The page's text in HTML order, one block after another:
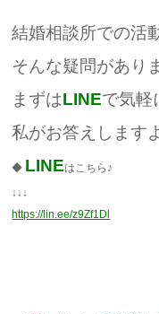
結婚相談所での活
そんな疑問があり
まずはLINEで気軽
私がお答えします
◆ LINEはこちら♪
↓↓↓
https://lin.ee/z9Zf1Dl